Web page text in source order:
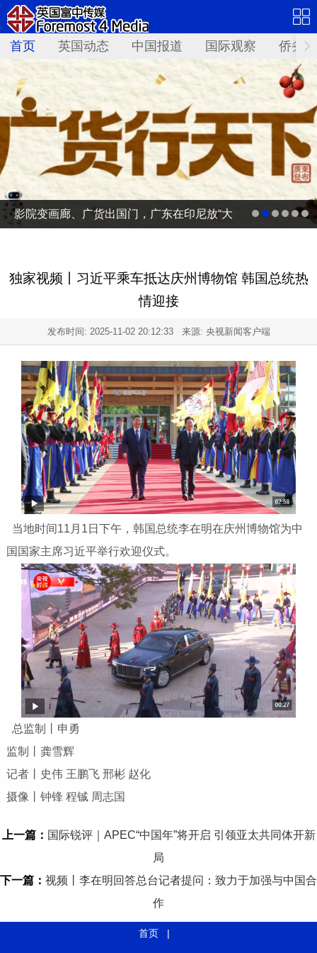
首页 英国动态 中国报道 国际观察 侨务
影院变画廊、广货出国门，广东在印尼放“大
独家视频丨习近平乘车抵达庆州博物馆 韩国总统热
情迎接
发布时间: 2025-11-02 20:12:33来源: 央视新闻客户端
当地时间11月1日下午，韩国总统李在明在庆州博物馆为中
国国家主席习近平举行欢迎仪式。
总监制丨申勇
监制丨龚雪辉
记者丨史伟 王鹏飞 邢彬 赵化
摄像丨钟锋 程铖 周志国
上一篇： 国际锐评｜APEC“中国年”将开启 引领亚太共同体开新
局
下一篇： 视频丨李在明回答总台记者提问：致力于加强与中国合
作
首页 |